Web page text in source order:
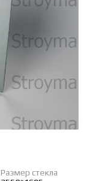
Размер стекла